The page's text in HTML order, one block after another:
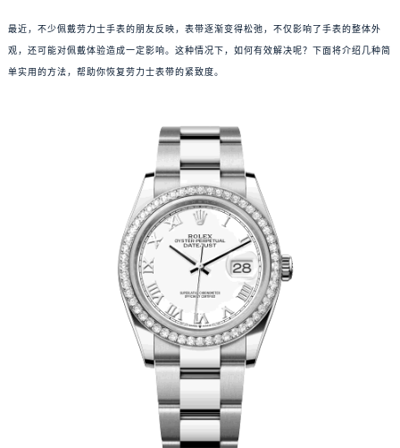
最近，不少佩戴劳力士手表的朋友反映，表带逐渐变得松弛，不仅影响了手表的整体外
观，还可能对佩戴体验造成一定影响。这种情况下，如何有效解决呢？下面将介绍几种简
单实用的方法，帮助你恢复劳力士表带的紧致度。